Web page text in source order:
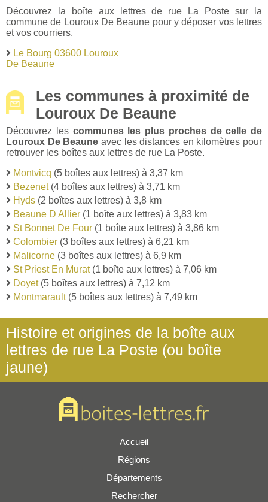
Découvrez la boîte aux lettres de rue La Poste sur la
commune de Louroux De Beaune pour y déposer vos lettres
et vos courriers.
Le Bourg 03600 Louroux
De Beaune
Les communes à proximité de
Louroux De Beaune
Découvrez les communes les plus proches de celle de
Louroux De Beaune avec les distances en kilomètres pour
retrouver les boîtes aux lettres de rue La Poste.
Montvicq (5 boîtes aux lettres) à 3,37 km
Bezenet(4 boîtes aux lettres) à 3,71 km
Hyds (2 boîtes aux lettres) à 3,8 km
Beaune D Allier (1 boîte aux lettres) à 3,83 km
St Bonnet De Four (1 boîte aux lettres) à 3,86 km
Colombier (3 boîtes aux lettres) à 6,21 km
Malicorne (3 boîtes aux lettres) à 6,9 km
St Priest En Murat(1 boîte aux lettres) à 7,06 km
Doyet(5 boîtes aux lettres) à 7,12 km
Montmarault(5 boîtes aux lettres) à 7,49 km
Histoire et origines de la boîte aux
lettres de rue La Poste (ou boîte
jaune)
Accueil
Régions
Départements
Rechercher